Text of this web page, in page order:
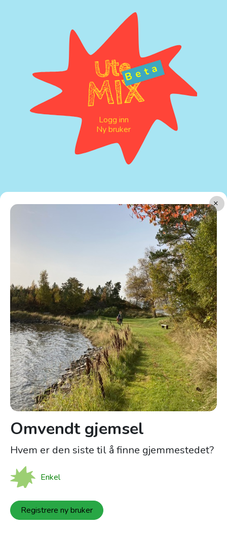
Ute
MIX
Beta
Logg inn
Ny bruker
×
Omvendt gjemsel
Hvem er den siste til å finne gjemmestedet?
Enkel
Registrere ny bruker